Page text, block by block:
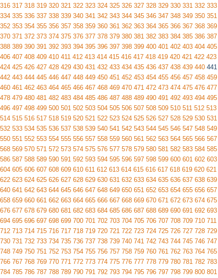
316 317 318 319 320 321 322 323 324 325 326 327 328 329 330 331 332 333
334 335 336 337 338 339 340 341 342 343 344 345 346 347 348 349 350 351
352 353 354 355 356 357 358 359 360 361 362 363 364 365 366 367 368 369
370 371 372 373 374 375 376 377 378 379 380 381 382 383 384 385 386 387
388 389 390 391 392 393 394 395 396 397 398 399 400 401 402 403 404 405
406 407 408 409 410 411 412 413 414 415 416 417 418 419 420 421 422 423
424 425 426 427 428 429 430 431 432 433 434 435 436 437 438 439 440 441
442 443 444 445 446 447 448 449 450 451 452 453 454 455 456 457 458 459
460 461 462 463 464 465 466 467 468 469 470 471 472 473 474 475 476 477
478 479 480 481 482 483 484 485 486 487 488 489 490 491 492 493 494 495
496 497 498 499 500 501 502 503 504 505 506 507 508 509 510 511 512 513
514 515 516 517 518 519 520 521 522 523 524 525 526 527 528 529 530 531
532 533 534 535 536 537 538 539 540 541 542 543 544 545 546 547 548 549
550 551 552 553 554 555 556 557 558 559 560 561 562 563 564 565 566 567
568 569 570 571 572 573 574 575 576 577 578 579 580 581 582 583 584 585
586 587 588 589 590 591 592 593 594 595 596 597 598 599 600 601 602 603
604 605 606 607 608 609 610 611 612 613 614 615 616 617 618 619 620 621
622 623 624 625 626 627 628 629 630 631 632 633 634 635 636 637 638 639
640 641 642 643 644 645 646 647 648 649 650 651 652 653 654 655 656 657
658 659 660 661 662 663 664 665 666 667 668 669 670 671 672 673 674 675
676 677 678 679 680 681 682 683 684 685 686 687 688 689 690 691 692 693
694 695 696 697 698 699 700 701 702 703 704 705 706 707 708 709 710 711
712 713 714 715 716 717 718 719 720 721 722 723 724 725 726 727 728 729
730 731 732 733 734 735 736 737 738 739 740 741 742 743 744 745 746 747
748 749 750 751 752 753 754 755 756 757 758 759 760 761 762 763 764 765
766 767 768 769 770 771 772 773 774 775 776 777 778 779 780 781 782 783
784 785 786 787 788 789 790 791 792 793 794 795 796 797 798 799 800 801